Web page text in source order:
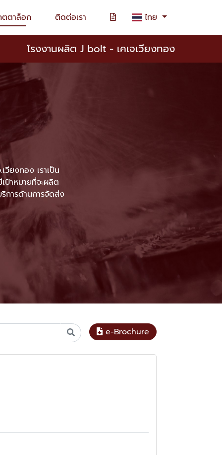
ตตาล็อก ติดต่อเรา ไทย
โรงงานผลิต J bolt - เคเจเวียงทอง
วียงทอง เราเป็น
ป้าหมายที่จะผลิต
การด้านการจัดส่ง
e-Brochure